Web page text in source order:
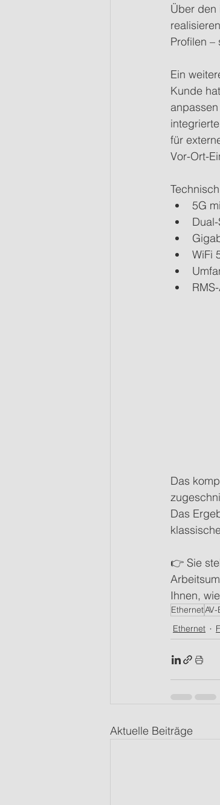
Über den
Profilen
Ein
Kunde
für
Vor-Ort-
5G
WiFi
Das
Das
👉 Sie
Ihnen,
Ethernet
Ethernet
Aktuelle Beiträge